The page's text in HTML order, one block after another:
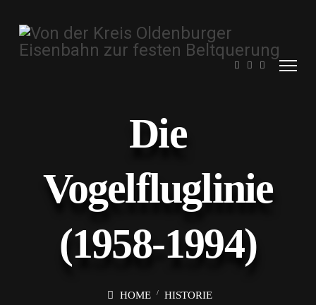
Die
Vogelfluglinie
(1958-1994)
HOME
HISTORIE